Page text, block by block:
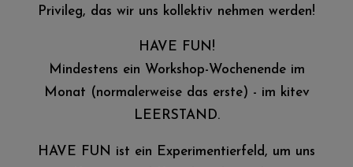
Privileg, das wir uns kollektiv nehmen werden!
HAVE FUN!
Mindestens ein Workshop-Wochenende im
Monat (normalerweise das erste) - im kitev
LEERSTAND.
HAVE FUN ist ein Experimentierfeld, um uns